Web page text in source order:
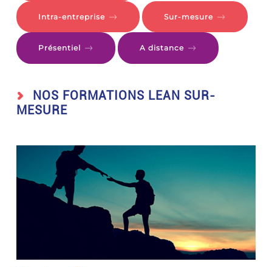
Intra-entreprise Sur-mesure
Présentiel A distance
NOS FORMATIONS LEAN SUR-
MESURE